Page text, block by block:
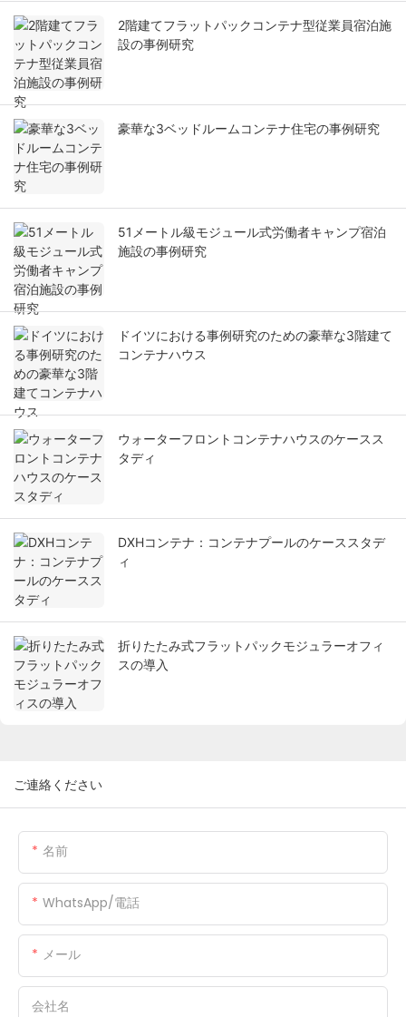
2階建てフラットパックコンテナ型従業員宿泊施
設の事例研究
豪華な3ベッドルームコンテナ住宅の事例研究
51メートル級モジュール式労働者キャンプ宿泊
施設の事例研究
ドイツにおける事例研究のための豪華な3階建て
コンテナハウス
ウォーターフロントコンテナハウスのケースス
タディ
DXHコンテナ：コンテナプールのケーススタデ
ィ
折りたたみ式フラットパックモジュラーオフィ
スの導入
ご連絡ください
名前
WhatsApp/電話
メール
会社名